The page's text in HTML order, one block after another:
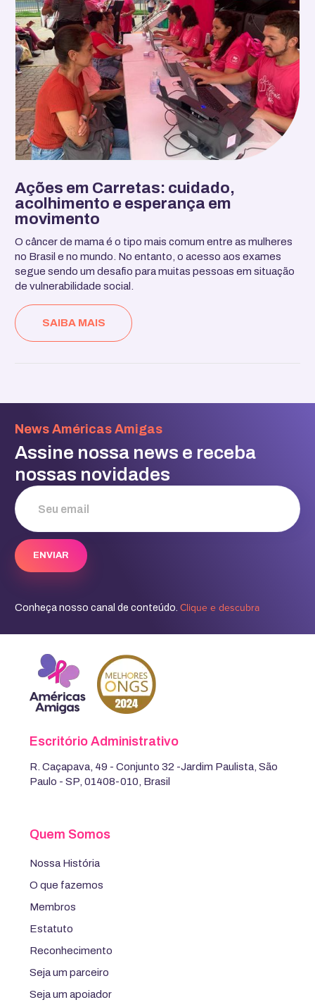
Ações em Carretas: cuidado,
acolhimento e esperança em
movimento
O câncer de mama é o tipo mais comum entre as mulheres
no Brasil e no mundo. No entanto, o acesso aos exames
segue sendo um desafio para muitas pessoas em situação
de vulnerabilidade social.
SAIBA MAIS
News Américas Amigas
Assine nossa news e receba
nossas novidades
Conheça nosso canal de conteúdo. Clique e descubra
Escritório Administrativo
R. Caçapava, 49 - Conjunto 32 -Jardim Paulista, São
Paulo - SP, 01408-010, Brasil
Quem Somos
Nossa História
O que fazemos
Membros
Estatuto
Reconhecimento
Seja um parceiro
Seja um apoiador